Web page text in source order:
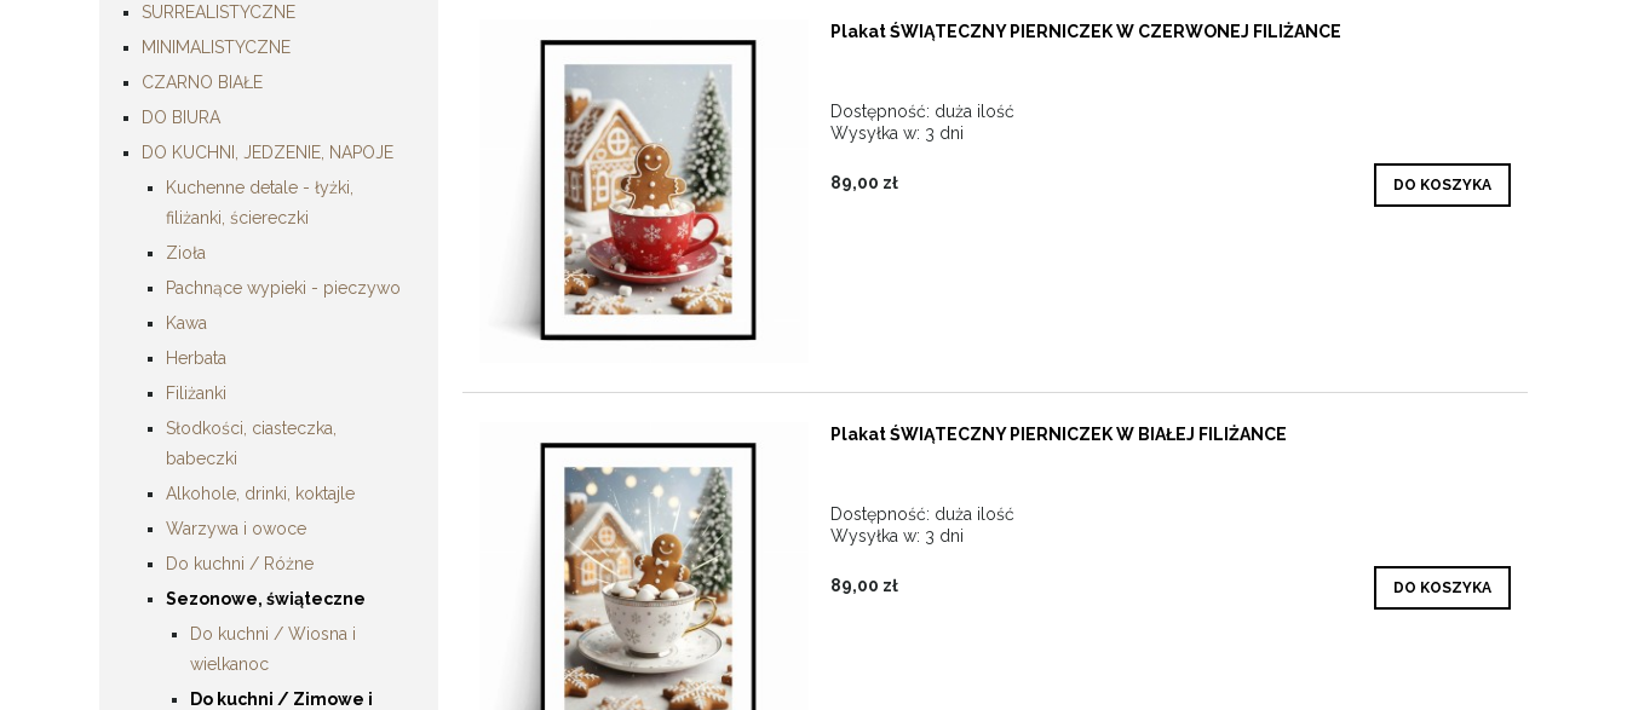
SURREALISTYCZNE
MINIMALISTYCZNE
CZARNO BIAŁE
DO BIURA
DO KUCHNI, JEDZENIE, NAPOJE
Kuchenne detale - łyżki,
filiżanki, ściereczki
Zioła
Pachnące wypieki - pieczywo
Kawa
Herbata
Filiżanki
Słodkości, ciasteczka,
babeczki
Alkohole, drinki, koktajle
Warzywa i owoce
Do kuchni / Różne
Sezonowe, świąteczne
Do kuchni / Wiosna i
wielkanoc
Do kuchni / Zimowe i
Plakat ŚWIĄTECZNY PIERNICZEK W CZERWONEJ FILIŻANCE
Dostępność: duża ilość
Wysyłka w: 3 dni
89,00 zł DO KOSZYKA
Plakat ŚWIĄTECZNY PIERNICZEK W BIAŁEJ FILIŻANCE
Dostępność: duża ilość
Wysyłka w: 3 dni
89,00 zł DO KOSZYKA